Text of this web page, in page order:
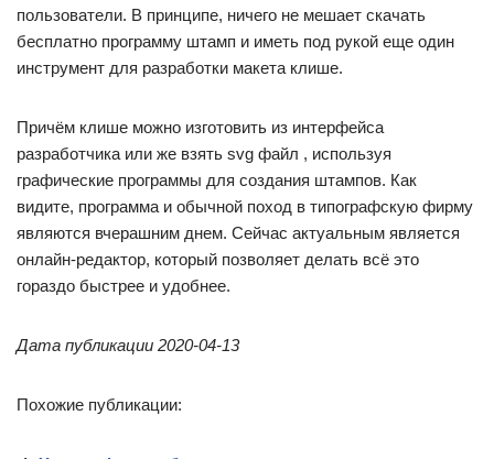
пользователи. В принципе, ничего не мешает скачать
бесплатно программу штамп и иметь под рукой еще один
инструмент для разработки макета клише.
Причём клише можно изготовить из интерфейса
разработчика или же взять svg файл , используя
графические программы для создания штампов. Как
видите, программа и обычной поход в типографскую фирму
являются вчерашним днем. Сейчас актуальным является
онлайн-редактор, который позволяет делать всё это
гораздо быстрее и удобнее.
Дата публикации 2020-04-13
Похожие публикации: